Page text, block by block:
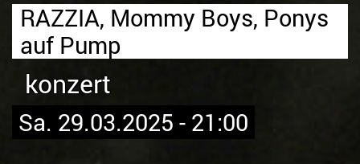
RAZZIA, Mommy Boys, Ponys
auf Pump
konzert
Sa. 29.03.2025 - 21:00